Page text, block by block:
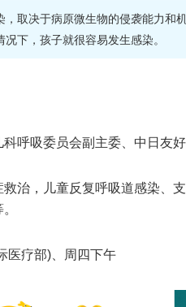
取决于病原微生物的侵袭能力和
下，孩子就很容易发生感染。
呼吸委员会副主委、中日友
治，儿童反复呼吸道感染、
医疗部)、周四下午